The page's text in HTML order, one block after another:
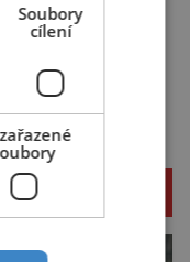
barvou
Soubory
cílení